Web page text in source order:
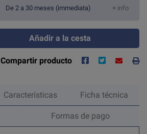
De 2 a 30 meses (immediata) + info
Añadir a la cesta
Compartir producto
Características Ficha técnica
Formas de pago